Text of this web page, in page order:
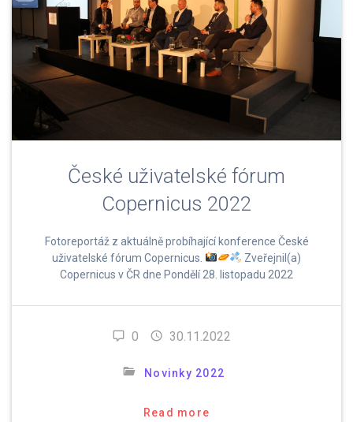
České uživatelské fórum
Copernicus 2022
Fotoreportáž z aktuálně probíhající konference České
uživatelské fórum Copernicus.
Zveřejnil(a)
Copernicus v ČR dne Pondělí 28. listopadu 2022
0 30.11.2022
Novinky 2022
Read more